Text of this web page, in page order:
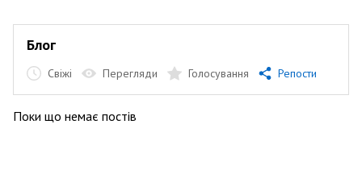
Блог
Свіжі Перегляди Голосування Репости
Поки що немає постів